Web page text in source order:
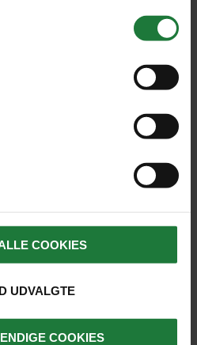
COOKIES
UDVALGTE
COOKIES
vores eksperter om jeres
til fredag 10.00-16.00.